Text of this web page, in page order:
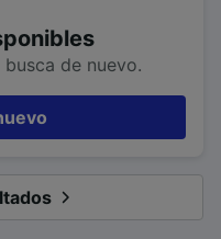
de nuevo.